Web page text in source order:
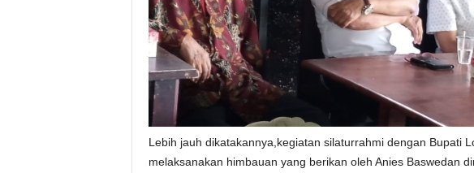
Lebih jauh dikatakannya,kegiatan silaturrahmi dengan Bupati
melaksanakan himbauan yang berikan oleh Anies Baswedan